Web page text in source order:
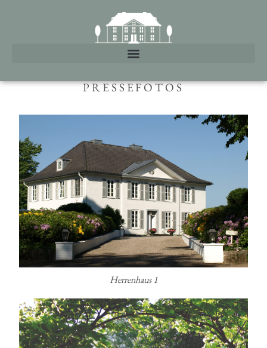
PRESSEFOTOS
Herrenhaus 1